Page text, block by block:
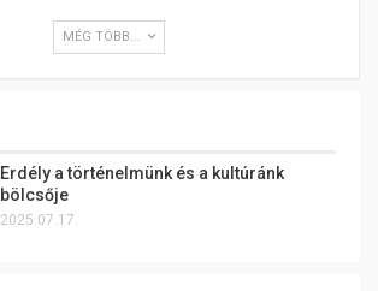
MÉG TÖBB...
Erdély a történelmünk és a kultúránk
bölcsője
2025.07.17.